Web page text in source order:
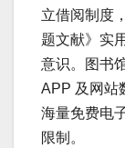
立借阅制度
题文献》实
意识。图书
APP 及网站
海量免费电
限制。